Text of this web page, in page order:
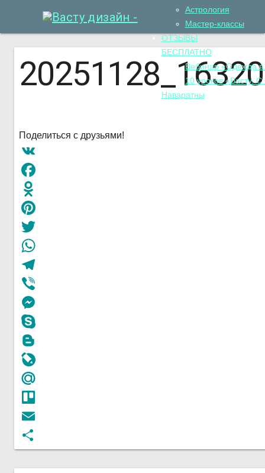
Астрология
Мастер-классы
ОТЗЫВЫ
БЕСПЛАТНО
Вебинар «Одежда
10 уроков «Васту. С
Наваратны
Поделиться с друзьями!
VK
Facebook
Odnoklassniki
Pinterest
Twitter
WhatsApp
Telegram
Viber
Messenger
Skype
Blogger
LiveJournal
Mail.Ru
Trello
Email
Отправить